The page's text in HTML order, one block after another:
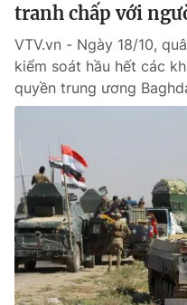
tranh chấp với
VTV.vn - Ngày 18/10,
kiểm soát hầu hết các
quyền trung ương